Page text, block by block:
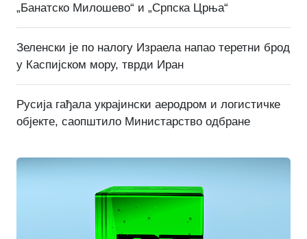
„Банатско Милошево“ и „Српска Црња“
Зеленски је по налогу Израела напао теретни брод
у Каспијском мору, тврди Иран
Русија гађала украјински аеродром и логистичке
објекте, саопштило Министарство одбране